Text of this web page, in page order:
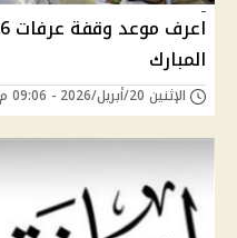
المبارك
الإثنين 20/أبريل/2026 - 09:06 م